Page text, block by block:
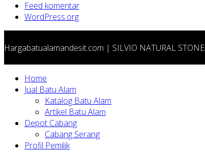
Feed komentar
WordPress.org
Hargabatualamandesit.com | SILVIO NATURAL STONE
Home
Jual Batu Alam
Katalog Batu Alam
Artikel Batu Alam
Depot Cabang
Cabang Serang
Profil Pemilik